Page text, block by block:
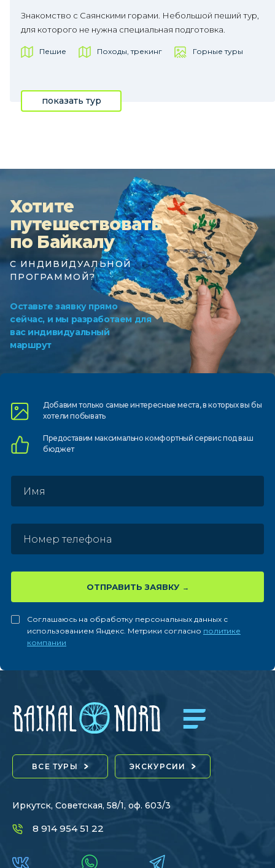
Знакомство с Саянскими горами. Небольшой пеший тур,
для которого не нужна специальная подготовка.
Пешие Походы, трекинг Горные туры
показать тур
Хотите
путешествовать
по Байкалу
С ИНДИВИДУАЛЬНОЙ
ПРОГРАММОЙ?
Оставьте заявку прямо
сейчас, и мы разработаем для
вас индивидуальный
маршрут
Добавим только самыеинтересные места, в которыхвы бы
хотели побывать
Предоставим максимально комфортныйсервис под ваш
бюджет
ОТПРАВИТЬ ЗАЯВКУ
Соглашаюсь на обработку персональных данных с
использованием Яндекс. Метрики согласно политике
компании
ВСЕ ТУРЫ ЭКСКУРСИИ
Иркутск, Советская, 58/1, оф. 603/3
8 914 954 51 22